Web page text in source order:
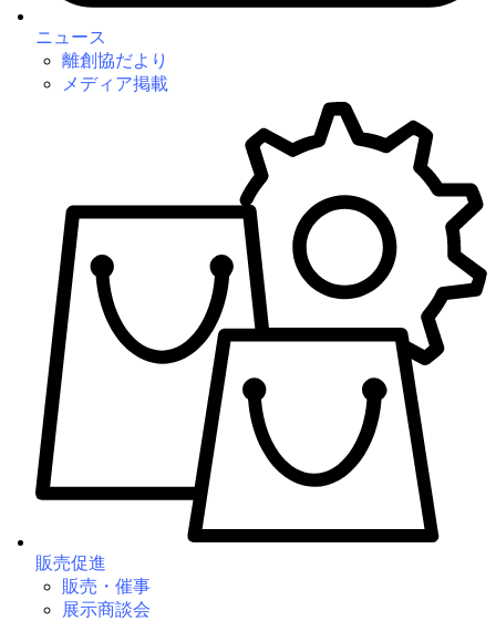
ニュース
離創協だより
メディア掲載
販売促進
販売・催事
展示商談会